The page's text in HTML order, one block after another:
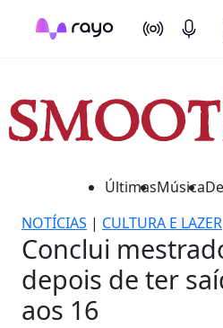
On Air
ÚltimasMúsica
NOTÍCIAS | CULTURA E LAZER
Conclui
depois de ter
aos 16